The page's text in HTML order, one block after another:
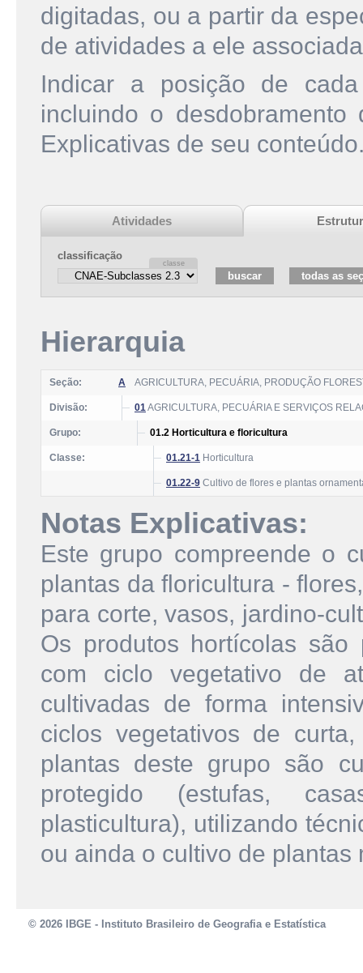
digitadas, ou a partir da
de atividades a ele
Indicar a posição de
incluindo o
Explicativas de seu
Atividades
classificação
Hierarquia
Seção: A AGRICULTURA, PECUÁRIA, PRODUÇÃO
Divisão: 01AGRICULTURA, PECUÁRIA E SERVIÇOS
Grupo: 01.2 Horticultura e floricultura
Classe: 01.21-1 Horticultura
01.22-9 Cultivo de flores e plantas
Notas Explicativas:
Este grupo compreende o
plantas da floricultura -
para corte, vasos, jardino-
Os produtos hortícolas são
com ciclo vegetativo de
cultivadas de forma
ciclos vegetativos de
plantas deste grupo são
protegido (estufas,
plasticultura), utilizando
ou ainda o cultivo de
© 2026 IBGE - Instituto Brasileiro de Geografia e Estatística